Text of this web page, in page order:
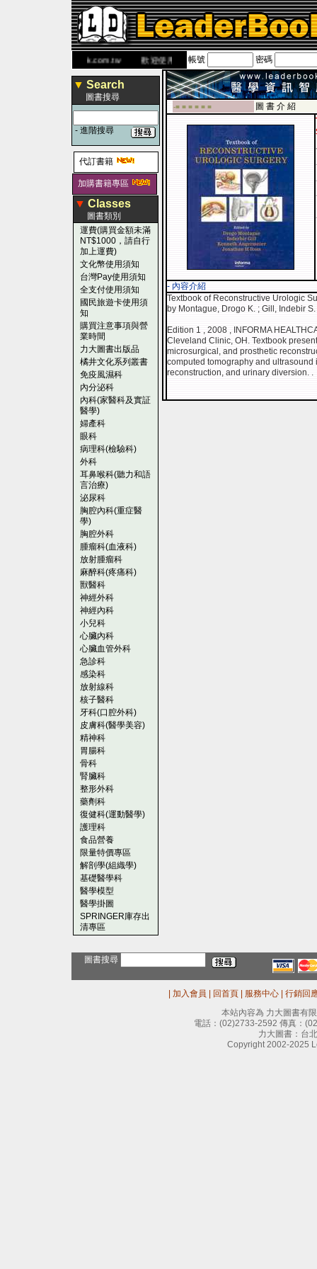
www.leaderbook.com.tw歡迎使用 國民旅遊卡！！
帳號 密碼
▼ Search
圖書搜尋
- 進階搜尋
代訂書籍
加購書籍專區
▼ Classes
圖書類別
運費(購買金額未滿
NT$1000，請自行
加上運費)
文化幣使用須知
台灣Pay使用須知
全支付使用須知
國民旅遊卡使用須
知
購買注意事項與營
業時間
力大圖書出版品
橘井文化系列叢書
免疫風濕科
內分泌科
內科(家醫科及實証
醫學)
婦產科
眼科
病理科(檢驗科)
外科
耳鼻喉科(聽力和語
言治療)
泌尿科
胸腔內科(重症醫
學)
胸腔外科
腫瘤科(血液科)
放射腫瘤科
麻醉科(疼痛科)
獸醫科
神經外科
神經內科
小兒科
心臟內科
心臟血管外科
急診科
感染科
放射線科
核子醫科
牙科(口腔外科)
皮膚科(醫學美容)
精神科
胃腸科
骨科
腎臟科
整形外科
藥劑科
復健科(運動醫學)
護理科
食品營養
限量特價專區
解剖學(組織學)
基礎醫學科
醫學模型
醫學掛圖
SPRINGER庫存出
清專區
-■ ■ ■ ■ ■ ■
圖 書 介 紹
- 內容介紹
Textbook of Reconstructive Urologic
by Montague, Drogo K. ; Gill, Indebir
Edition 1 , 2008 , INFORMA
Cleveland Clinic, OH. Textbook
microsurgical, and prosthetic
computed tomography and
reconstruction, and urinary diversion. .
圖書搜尋
加入會員 回首頁 服務中心
行銷回
本站內容為 力大圖書有
電話： (02)2733-2592 傳真：
力大圖書：台
Copyright 2002-2025